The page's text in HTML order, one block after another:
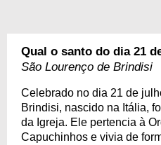
Qual o santo do dia 21
São Lourenço de Brindisi
Celebrado no dia 21 de
Brindisi, nascido na Itália,
da Igreja. Ele pertencia à
Capuchinhos e vivia de